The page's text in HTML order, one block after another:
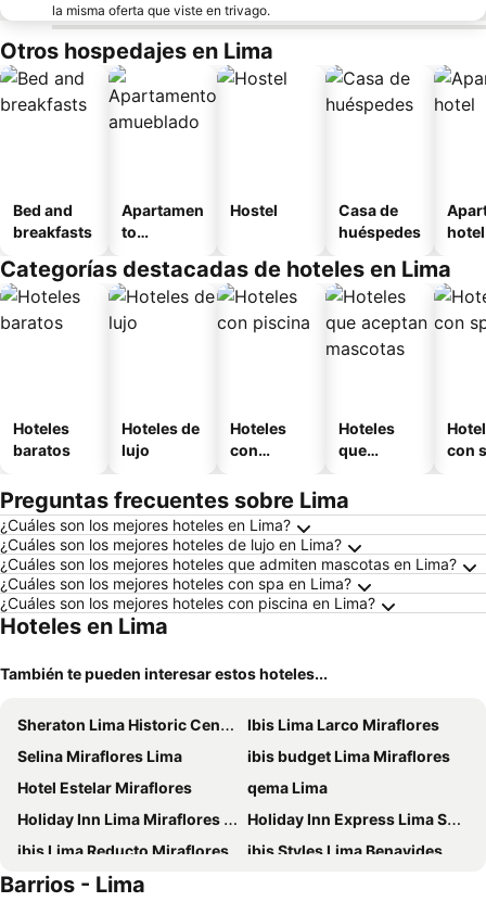
la misma oferta que viste en trivago.
Otros hospedajes en Lima
Bed and
breakfasts
Apartamen
to
o
Hostel
Casa de
huéspedes
hotel
Categorías destacadas de hoteles en Lima
Hoteles
baratos
Hoteles de
lujo
Hoteles
con
Hoteles
que
mascotas
con
Preguntas frecuentes sobre Lima
¿Cuáles son los mejores hoteles en Lima?
¿Cuáles son los mejores hoteles de lujo en Lima?
¿Cuáles son los mejores hoteles que admiten mascotas en Lima?
¿Cuáles son los mejores hoteles con spa en Lima?
¿Cuáles son los mejores hoteles con piscina en Lima?
Hoteles en Lima
También te pueden interesar estos hoteles...
Sheraton Lima Historic Center
Ibis Lima Larco Miraflores
Selina Miraflores Lima
ibis budget Lima Miraflores
Hotel Estelar Miraflores
qema Lima
Holiday Inn Lima Miraflores By Ihg
Holiday Inn Express Lima San Isidro By Ihg
ibis Lima Reducto Miraflores
ibis Styles Lima Benavides Miraflores
Meliá Lima
Barrios - Lima